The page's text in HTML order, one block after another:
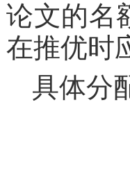
论文的名
在推优时
具体分